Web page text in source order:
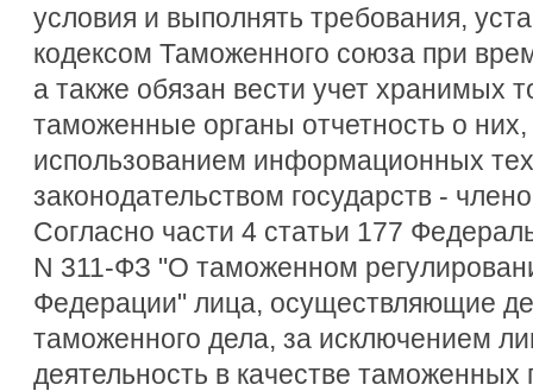
условия и выполнять требования,
кодексом Таможенного союза при
а также обязан вести учет хранимых
таможенные органы отчетность о
использованием информационных
законодательством государств -
Согласно части 4 статьи 177
N 311-ФЗ "О таможенном
Федерации" лица, осуществляющие
таможенного дела, за исключением
деятельность в качестве таможенных